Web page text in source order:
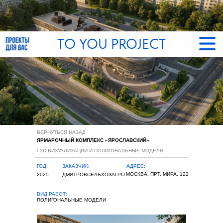
TO YOU PROJECT
ЯРМАРОЧНЫЙ КОМПЛЕКС «ЯРОСЛАВСКИЙ»
/ 3D ВИЗУАЛИЗАЦИИ И ПОЛИГОНАЛЬНЫЕ МОДЕЛИ
ВЕРНУТЬСЯ НАЗАД
ДМИТРОВСЕЛЬХОЗАГРО
АДРЕС:
МОСКВА, ПРТ. МИРА, 122
ЗАКАЗЧИК:
2025
ГОД:
ПОЛИГОНАЛЬНЫЕ МОДЕЛИ
ВИД РАБОТ: